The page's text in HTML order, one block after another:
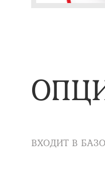
ВХОДИТ В